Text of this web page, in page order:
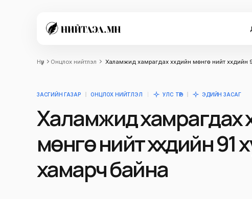
Нүүр Онцлох нийтлэл Халамжид хамрагдах хүүхдийн мөнгө нийт
ЗАСГИЙН ГАЗАР ОНЦЛОХ НИЙТЛЭЛ УЛС ТӨР ЭДИЙН ЗАСАГ
Халамжид хамрагдах
мөнгө нийт хүүхдийн 91
хамарч байна